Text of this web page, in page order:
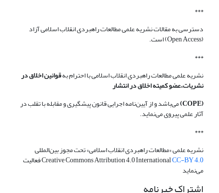
***
دسترسی به مقالات نشریه علمی مطالعات راهبردی انقلاب اسلامی آزاد
(Open Access) است.
***
نشریه علمی مطالعات راهبردی انقلاب اسلامی با احترام بهقوانین اخلاق در
نشریات،عضو کمیته اخلاق در انتشار
(COPE)
می‌باشد و از آیین‌نامه اجرایی قانون پیشگیری و مقابله با تقلب در
آثار علمی پیروی می‌نماید.
***
نشریه علمی «مطالعات راهبردی انقلاب اسلامی» تحت مجوز بین‌المللی
Creative Commons Attribution 4.0 InternationalCC-BY 4.0 فعالیت
می‌نماید
اشتراک خبرنامه